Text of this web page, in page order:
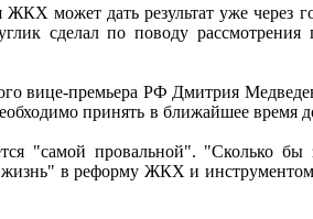
может дать результат уже через
сделал по поводу рассмотрения
вице-премьера РФ Дмитрия
принять в ближайшее время
"самой провальной". "Сколько бы
жизнь" в реформу ЖКХ и